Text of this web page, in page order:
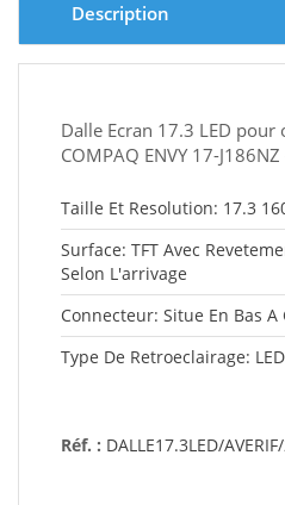
Description
Dalle Ecran 17.3 LED
COMPAQ ENVY 17-
Taille Et Resolution: 17.3
Surface: TFT Avec
Selon L'arrivage
Connecteur: Situe En Bas A
Type De Retroeclairage: LED
Réf. : DALLE17.3LED/